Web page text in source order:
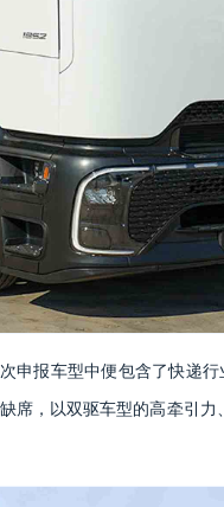
申报车型中便包含了快递
席，以双驱车型的高牵引